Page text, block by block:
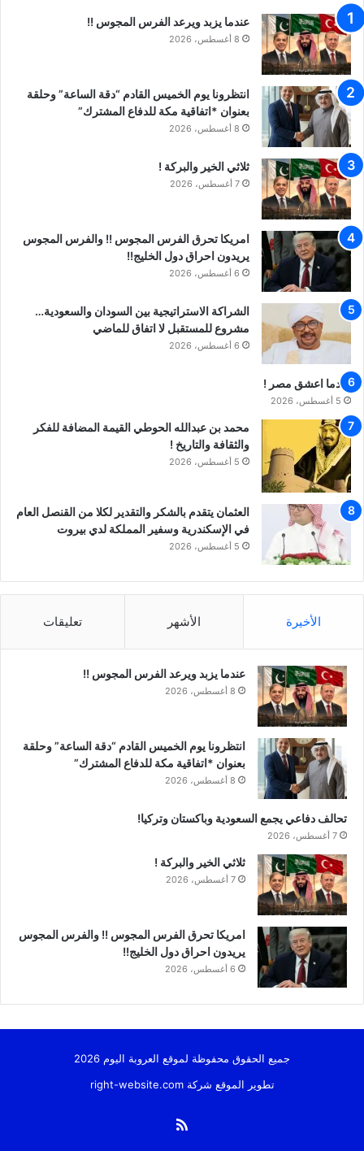
عندما يزبد ويرعد الفرس المجوس !!
8 أغسطس، 2026
انتظرونا يوم الخميس القادم “دقة الساعة” وحلقة
بعنوان *اتفاقية مكة للدفاع المشترك”
8 أغسطس، 2026
ثلاثي الخير والبركة !
7 أغسطس، 2026
امريكا تحرق الفرس المجوس !! والفرس المجوس
يريدون احراق دول الخليج!!
6 أغسطس، 2026
الشراكة الاستراتيجية بين السودان والسعودية…
مشروع للمستقبل لا اتفاق للماضي
6 أغسطس، 2026
عندما اعشق مصر !
5 أغسطس، 2026
محمد بن عبدالله الحوطي القيمة المضافة للفكر
والثقافة والتاريخ !
5 أغسطس، 2026
العثمان يتقدم بالشكر والتقدير لكلا من القنصل العام
في الإسكندرية وسفير المملكة لدي بيروت
5 أغسطس، 2026
الأخيرة الأشهر تعليقات
عندما يزبد ويرعد الفرس المجوس !!
8 أغسطس، 2026
انتظرونا يوم الخميس القادم “دقة الساعة” وحلقة
بعنوان *اتفاقية مكة للدفاع المشترك”
8 أغسطس، 2026
تحالف دفاعي يجمع السعودية وباكستان وتركيا!
7 أغسطس، 2026
ثلاثي الخير والبركة !
7 أغسطس، 2026
امريكا تحرق الفرس المجوس !! والفرس المجوس
يريدون احراق دول الخليج!!
6 أغسطس، 2026
جميع الحقوق محفوظة لموقع العروبة اليوم 2026
تطوير الموقع شركةright-website.com
ملخص